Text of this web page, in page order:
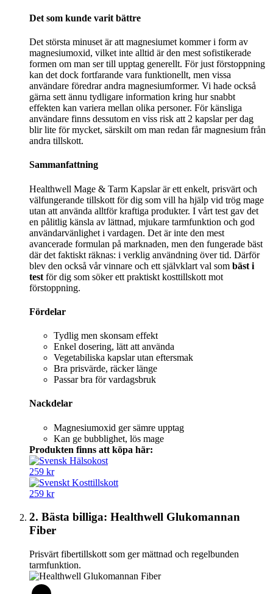
Det som kunde varit bättre
Det största minuset är att magnesiumet kommer i form av
magnesiumoxid, vilket inte alltid är den mest sofistikerade
formen om man ser till upptag generellt. För just förstoppning
kan det dock fortfarande vara funktionellt, men vissa
användare föredrar andra magnesiumformer. Vi hade också
gärna sett ännu tydligare information kring hur snabbt
effekten kan variera mellan olika personer. För känsliga
användare finns dessutom en viss risk att 2 kapslar per dag
blir lite för mycket, särskilt om man redan får magnesium från
andra tillskott.
Sammanfattning
Healthwell Mage & Tarm Kapslar är ett enkelt, prisvärt och
välfungerande tillskott för dig som vill ha hjälp vid trög mage
utan att använda alltför kraftiga produkter. I vårt test gav det
en pålitlig känsla av lättnad, mjukare tarmfunktion och god
användarvänlighet i vardagen. Det är inte den mest
avancerade formulan på marknaden, men den fungerade bäst
där det faktiskt räknas: i verklig användning över tid. Därför
blev den också vår vinnare och ett självklart val som bäst i
test för dig som söker ett praktiskt kosttillskott mot
förstoppning.
Fördelar
Tydlig men skonsam effekt
Enkel dosering, lätt att använda
Vegetabiliska kapslar utan eftersmak
Bra prisvärde, räcker länge
Passar bra för vardagsbruk
Nackdelar
Magnesiumoxid ger sämre upptag
Kan ge bubblighet, lös mage
Produkten finns att köpa här:
259 kr
259 kr
2. Bästa billiga: Healthwell Glukomannan
Fiber
Prisvärt fibertillskott som ger mättnad och regelbunden
tarmfunktion.